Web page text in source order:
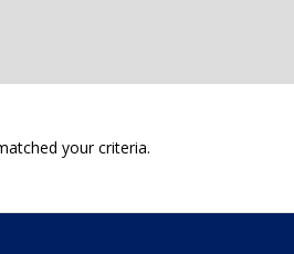
your criteria.